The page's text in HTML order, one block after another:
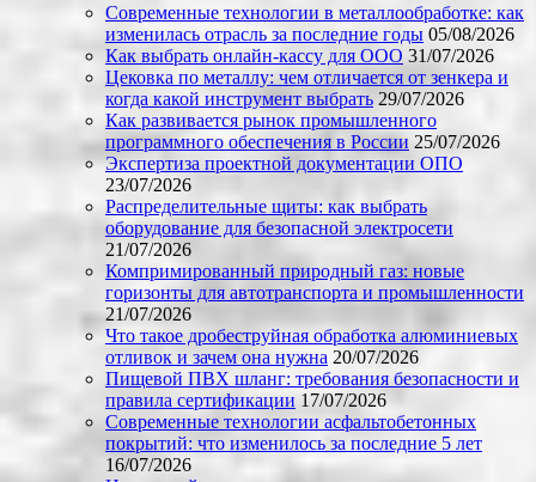
Современные технологии в металлообработке: как
изменилась отрасль за последние годы 05/08/2026
Как выбрать онлайн-кассу для ООО 31/07/2026
Цековка по металлу: чем отличается от зенкера и
когда какой инструмент выбрать 29/07/2026
Как развивается рынок промышленного
программного обеспечения в России 25/07/2026
Экспертиза проектной документации ОПО
23/07/2026
Распределительные щиты: как выбрать
оборудование для безопасной электросети
21/07/2026
Компримированный природный газ: новые
горизонты для автотранспорта и промышленности
21/07/2026
Что такое дробеструйная обработка алюминиевых
отливок и зачем она нужна 20/07/2026
Пищевой ПВХ шланг: требования безопасности и
правила сертификации 17/07/2026
Современные технологии асфальтобетонных
покрытий: что изменилось за последние 5 лет
16/07/2026